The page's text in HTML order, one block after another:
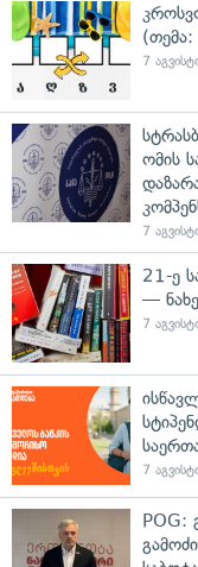
7
ომის
7
21-ე
—
7
7
POG: